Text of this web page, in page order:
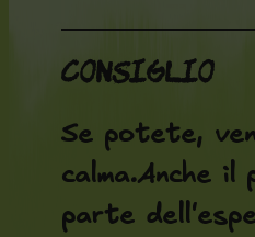
Consiglio
Se potete,
calma.Anche
parte